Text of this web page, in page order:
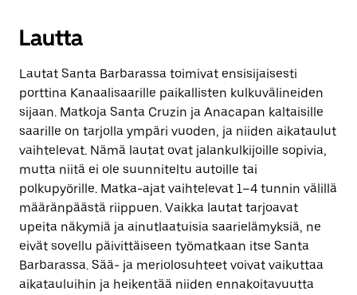
Lautta
Lautat Santa Barbarassa toimivat ensisijaisesti
porttina Kanaalisaarille paikallisten kulkuvälineiden
sijaan. Matkoja Santa Cruzin ja Anacapan kaltaisille
saarille on tarjolla ympäri vuoden, ja niiden aikataulut
vaihtelevat. Nämä lautat ovat jalankulkijoille sopivia,
mutta niitä ei ole suunniteltu autoille tai
polkupyörille. Matka-ajat vaihtelevat 1–4 tunnin välillä
määränpäästä riippuen. Vaikka lautat tarjoavat
upeita näkymiä ja ainutlaatuisia saarielämyksiä, ne
eivät sovellu päivittäiseen työmatkaan itse Santa
Barbarassa. Sää- ja meriolosuhteet voivat vaikuttaa
aikatauluihin ja heikentää niiden ennakoitavuutta